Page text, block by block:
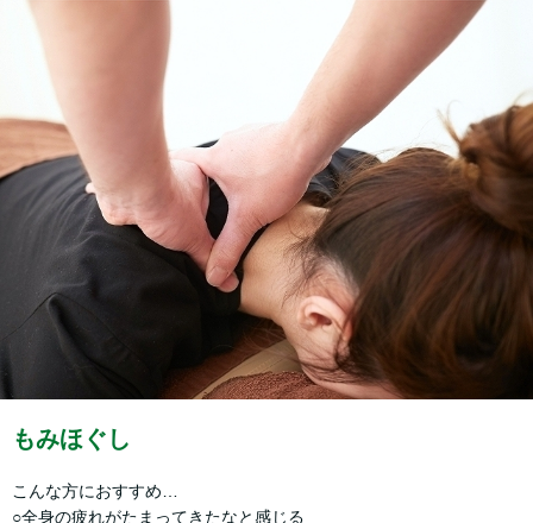
もみほぐし
こんな方におすすめ…
○全身の疲れがたまってきたなと感じる